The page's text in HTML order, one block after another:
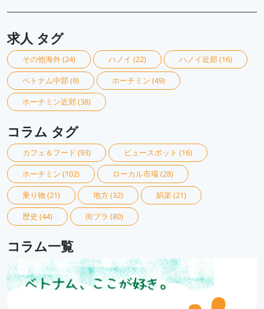
求人 タグ
その他海外(24) ハノイ (22) ハノイ近郊(16)
ベトナム中部(9) ホーチミン (49)
ホーチミン近郊(38)
コラム タグ
カフェ＆フード (93) ビュースポット (16)
ホーチミン (102) ローカル市場(28)
乗り物 (21) 地方(32) 娯楽 (21)
歴史 (44) 街ブラ (80)
コラム一覧